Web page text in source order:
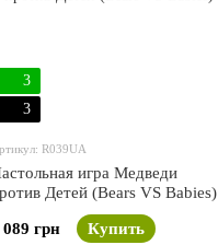
3
3
R039UA
игра Медведи
Детей (Bears VS Babies)
089 грн Купить